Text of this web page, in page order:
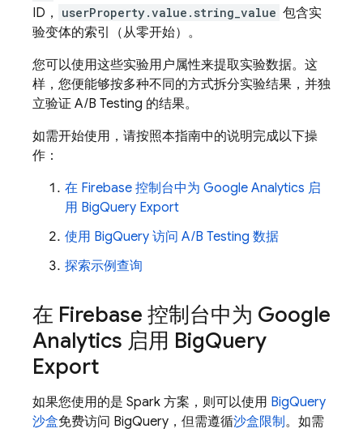
ID，
userProperty.value.string_value 包含实
验变体的索引（从零开始）。
您可以使用这些实验用户属性来提取实验数据。这
样，您便能够按多种不同的方式拆分实验结果，并独
立验证 A/B Testing 的结果。
如需开始使用，请按照本指南中的说明完成以下操
作：
在 Firebase 控制台中为 Google Analytics 启
用 BigQuery Export
使用 BigQuery 访问 A/B Testing 数据
探索示例查询
在 Firebase 控制台中为 Google
Analytics 启用 BigQuery
Export
如果您使用的是 Spark 方案，则可以使用 BigQuery
沙盒免费访问 BigQuery ，但需遵循沙盒限制。如需